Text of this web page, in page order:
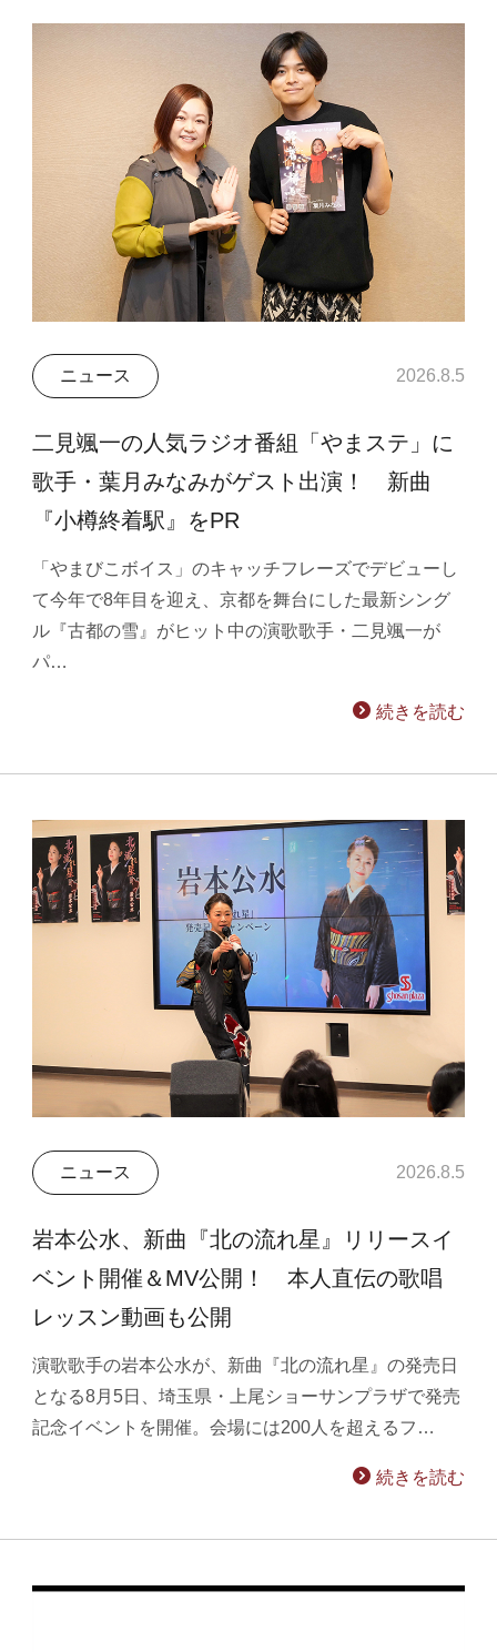
ニュース 2026.8.5
二見颯一の人気ラジオ番組「やまステ」に
歌手・葉月みなみがゲスト出演！ 新曲
『小樽終着駅』をPR
「やまびこボイス」のキャッチフレーズでデビューし
て今年で8年目を迎え、京都を舞台にした最新シング
ル『古都の雪』がヒット中の演歌歌手・二見颯一が
パ…
続きを読む
ニュース 2026.8.5
岩本公水、新曲『北の流れ星』リリースイ
ベント開催＆MV公開！ 本人直伝の歌唱
レッスン動画も公開
演歌歌手の岩本公水が、新曲『北の流れ星』の発売日
となる8月5日、埼玉県・上尾ショーサンプラザで発売
記念イベントを開催。会場には200人を超えるフ…
続きを読む